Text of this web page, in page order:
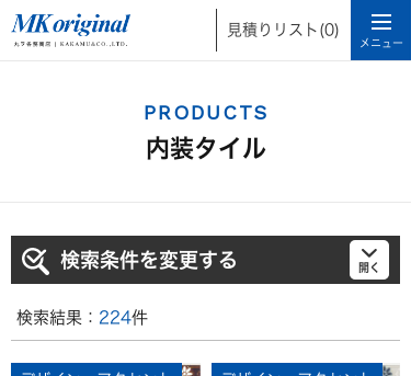
見積りリスト (0)
PRODUCTS
内装タイル
検索条件を変更する
検索結果： 224件